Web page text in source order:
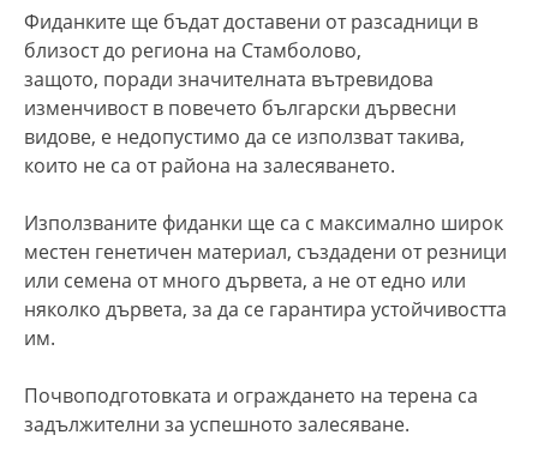
Фиданките ще бъдат доставени от разсадници в
близост до региона на Стамболово,
защото, поради значителната вътревидова
изменчивост в повечето български дървесни
видове, е недопустимо да се използват такива,
които не са от района на залесяването.
Използваните фиданки ще са с максимално широк
местен генетичен материал, създадени от резници
или семена от много дървета, а не от едно или
няколко дървета, за да се гарантира устойчивостта
им.
Почвоподготовката и ограждането на терена са
задължителни за успешното залесяване.